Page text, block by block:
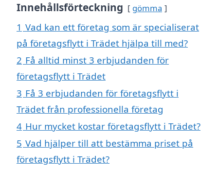
Innehållsförteckning gömma
1 Vad kan ett företag som är specialiserat
på företagsflytt i Trädet hjälpa till med?
2 Få alltid minst 3 erbjudanden för
företagsflytt i Trädet
3 Få 3 erbjudanden för företagsflytt i
Trädet från professionella företag
4 Hur mycket kostar företagsflytt i Trädet?
5 Vad hjälper till att bestämma priset på
företagsflytt i Trädet?